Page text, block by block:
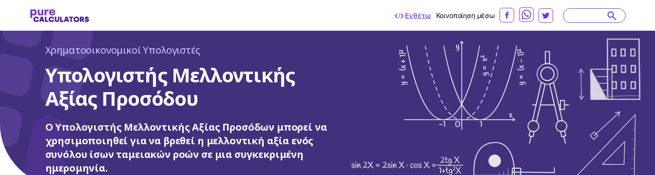
Ενθέτω Κοινοποίηση μέσω
Χρηματοοικονομικοί Υπολογιστές
Υπολογιστής Μελλοντικής
Αξίας Προσόδου
Ο Υπολογιστής Μελλοντικής Αξίας Προσόδων μπορεί να
χρησιμοποιηθεί για να βρεθεί η μελλοντική αξία ενός
συνόλου ίσων ταμειακών ροών σε μια συγκεκριμένη
ημερομηνία.